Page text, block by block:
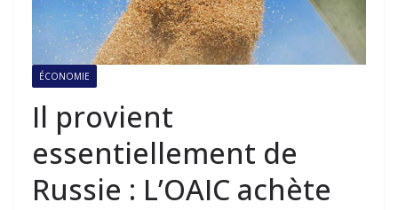
ÉCONOMIE
Il provient
essentiellement de
Russie : L’OAIC achète